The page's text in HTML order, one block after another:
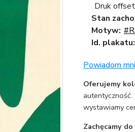
Druk
Stan
Motyw:
Id. plakatu:
Powiadom
Oferujemy
wystawiamy
Zachęcamy